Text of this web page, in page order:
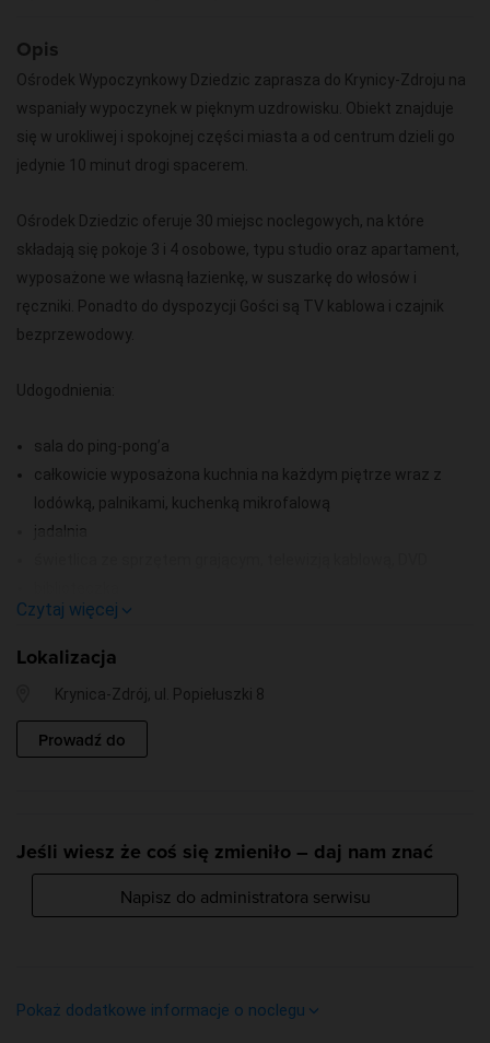
Opis
Ośrodek Wypoczynkowy Dziedzic zaprasza do Krynicy-Zdroju na
wspaniały wypoczynek w pięknym uzdrowisku. Obiekt znajduje
się w urokliwej i spokojnej części miasta a od centrum dzieli go
jedynie 10 minut drogi spacerem.
Ośrodek Dziedzic oferuje 30 miejsc noclegowych, na które
składają się pokoje 3 i 4 osobowe, typu studio oraz apartament,
wyposażone we własną łazienkę, w suszarkę do włosów i
ręczniki. Ponadto do dyspozycji Gości są TV kablowa i czajnik
bezprzewodowy.
Udogodnienia:
sala do ping-pong’a
całkowicie wyposażona kuchnia na każdym piętrze wraz z
lodówką, palnikami, kuchenką mikrofalową
jadalnia
taras widokowy ze stolikami i krzesełkami
dwa garaże zamykane bramą na pilota
miejsca parkingowe (ograniczona ilość)
gniazda internetowe na każdym piętrze
internet bezprzewodowy
Czytaj więcej
Lokalizacja
Krynica-Zdrój, ul. Popiełuszki 8
Prowadź do
Jeśli wiesz że coś się zmieniło – daj nam znać
Napisz do administratora serwisu
Pokaż dodatkowe informacje o noclegu